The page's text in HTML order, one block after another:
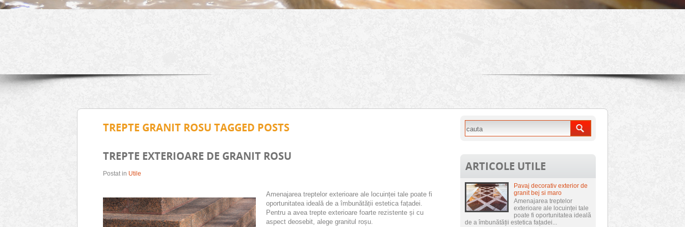
ARTICOLE UTILE
Pavaj decorativ exterior de
granit bej si maro
Amenajarea treptelor
exterioare ale locuinței tale
poate fi oportunitatea ideală
de a îmbunătății estetica fațadei...
TREPTE GRANIT ROSU TAGGED POSTS
TREPTE EXTERIOARE DE GRANIT ROSU
Postat in Utile
Amenajarea treptelor exterioare ale locuinței tale poate fi
oportunitatea ideală de a îmbunătății estetica fațadei.
Pentru a avea trepte exterioare foarte rezistente și cu
aspect deosebit, alege granitul roșu.